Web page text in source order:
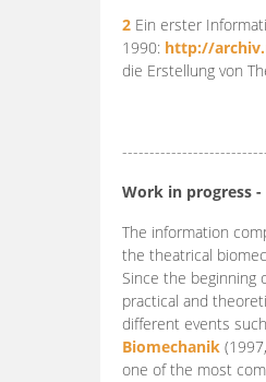
2 Ein erster
1990: http://
die Erstellung von
Work in progress
The information
the theatrical
Since the beginning
practical and
different events
Biomechanik
one of the most